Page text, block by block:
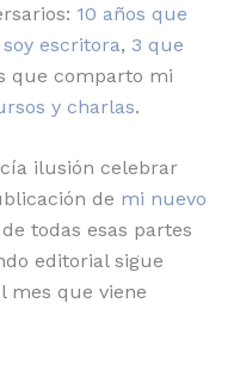
10 años que
escritora, 3 que
que comparto mi
y charlas.
ilusión celebrar
de mi nuevo
todas esas partes
editorial sigue
mes que viene